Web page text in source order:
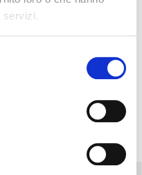
servizi.